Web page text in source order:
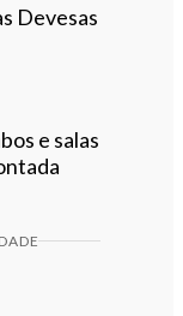
Devesas
e salas